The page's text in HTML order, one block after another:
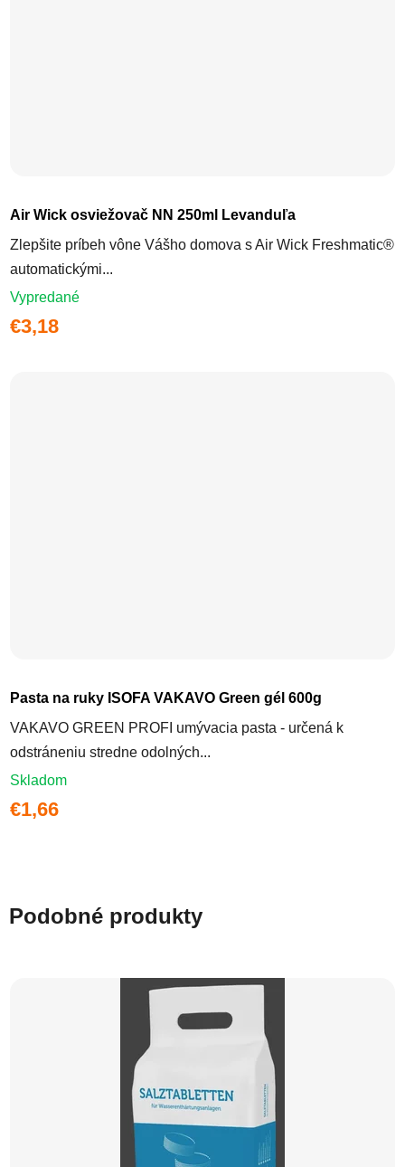
Air Wick osviežovač NN 250ml Levanduľa
Zlepšite príbeh vône Vášho domova s Air Wick Freshmatic®
automatickými...
Vypredané
€3,18
Pasta na ruky ISOFA VAKAVO Green gél 600g
VAKAVO GREEN PROFI umývacia pasta - určená k
odstráneniu stredne odolných...
Skladom
€1,66
Podobné produkty